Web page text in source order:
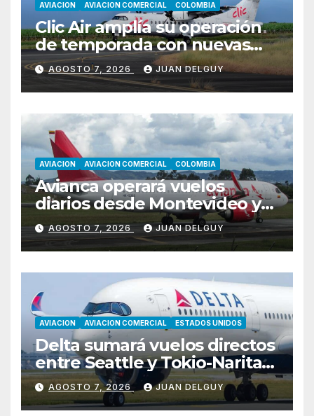
AVIACION AVIACION COMERCIAL COLOMBIA
Clic Air amplía su operación
de temporada con nuevas
rutas hacia Cartagena y Tolú
AGOSTO 7, 2026 JUAN DELGUY
AVIACION AVIACION COMERCIAL COLOMBIA
Avianca operará vuelos
diarios desde Montevideo y
Asunción hacia Bogotá
AGOSTO 7, 2026 JUAN DELGUY
AVIACION AVIACION COMERCIAL ESTADOS UNIDOS
Delta sumará vuelos directos
entre Seattle y Tokio-Narita
desde marzo de 2027
AGOSTO 7, 2026 JUAN DELGUY